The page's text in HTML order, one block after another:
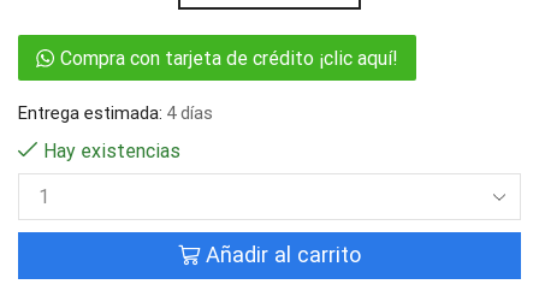
Compra con tarjeta de crédito ¡clic aquí!
Entrega estimada: 4 días
Hay existencias
Añadir al carrito